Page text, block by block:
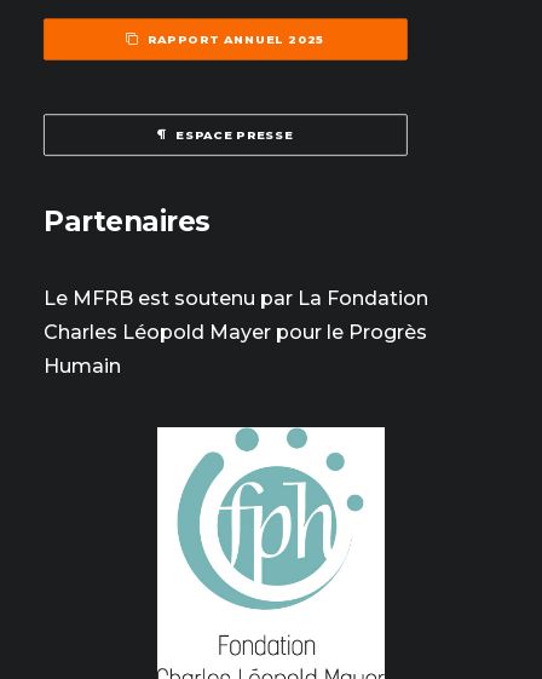
RAPPORT ANNUEL 2025
ESPACE PRESSE
Partenaires
Le MFRB est soutenu par La Fondation
Charles Léopold Mayer pour le Progrès
Humain